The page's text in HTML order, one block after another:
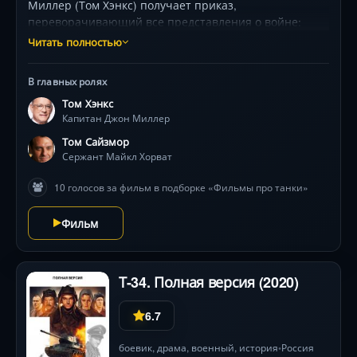
Миллер (Том Хэнкс) получает приказ,
переворачивающий все представления о войне:
найти и отправить домой рядового Джеймса Райана
измученных солдат он углубляется в тыл врага, где
каждый шаг грозит засадами, а моральная дилемма
нарастает: оправдана ли гибель многих ради
спасения одного? Фильм Спилберга шокирует
беспрецедентной реалистичностью батальных сцен
хроники), исследуя пределы долга и цену
человечности в аду Второй мировой.
Читать полностью
В главных ролях
Том Хэнкс
Капитан Джон Миллер
Том Сайзмор
Сержант Майкл Хорват
10 голосов за фильм в подборке «Фильмы про танки»
Фильм
Т-34. Полная версия (2020)
6.7
боевик, драма, военный, история•Россия